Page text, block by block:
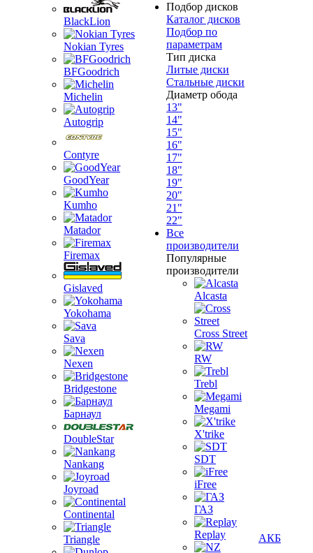
BlackLion
Nokian Tyres
BFGoodrich
Michelin
Autogrip
Contyre
GoodYear
Kumho
Matador
Firemax
Gislaved
Yokohama
Sava
Nexen
Bridgestone
Барнаул
DoubleStar
Nankang
Joyroad
Continental
Triangle
Подбор дисков
Каталог дисков
Подбор по
параметрам
Тип диска
Литые диски
Стальные диски
Диаметр обода
13"
14"
15"
16"
17"
18"
19"
20"
21"
22"
Все
производители
Популярные
производители
Alcasta
Cross Street
RW
Trebl
Megami
X'trike
SDT
iFree
ГАЗ
Replay АКБ